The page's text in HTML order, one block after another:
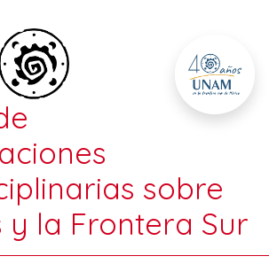
sobre
y la Frontera Sur